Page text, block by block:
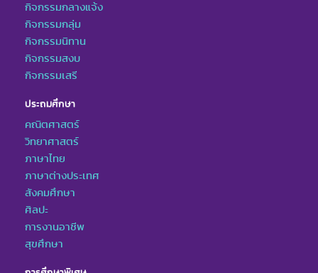
กิจกรรมกลางแจ้ง
กิจกรรมกลุ่ม
กิจกรรมนิทาน
กิจกรรมสงบ
กิจกรรมเสรี
ประถมศึกษา
คณิตศาสตร์
วิทยาศาสตร์
ภาษาไทย
ภาษาต่างประเทศ
สังคมศึกษา
ศิลปะ
การงานอาชีพ
สุขศึกษา